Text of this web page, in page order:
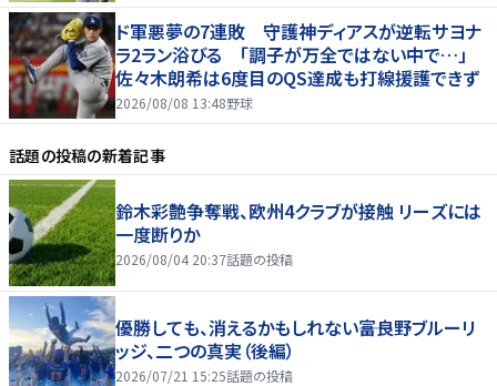
ド軍悪夢の7連敗 守護神ディアスが逆転サヨナ
ラ2ラン浴びる 「調子が万全ではない中で…」
佐々木朗希は6度目のQS達成も打線援護できず
2026/08/08 13:48野球
話題の投稿の新着記事
鈴木彩艶争奪戦、欧州4クラブが接触 リーズには
一度断りか
2026/08/04 20:37話題の投稿
優勝しても、消えるかもしれない――富良野ブルーリ
ッジ、二つの真実（後編）
2026/07/21 15:25話題の投稿